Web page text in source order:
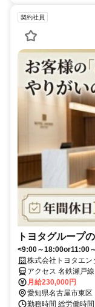
契約社員
トヨタグループ
<9:00～18:00or11:00
組】ホテル・式場経験
株式会社トヨタエン
アクセス 名鉄瀬戸
口徒歩約14分、名
月給230,000円
愛知県名古屋市東区
勤務時間 総労働時